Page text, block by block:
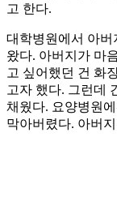
고 한다.
대학병원에서 아
왔다. 아버지가 마
고 싶어했던 건 화
고자 했다. 그런데
채웠다. 요양병원
막아버렸다. 아버